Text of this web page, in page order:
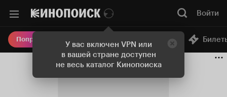
У вас включен VPN или
в вашей стране доступен
не весь каталог Кинопоиска
Войти
Попробовать Плюс Онлайн-кинотеатр